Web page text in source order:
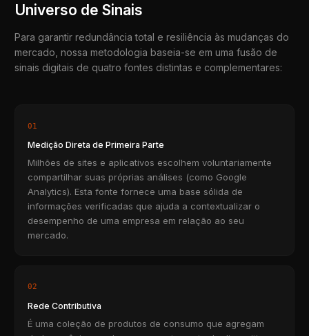
Universo de Sinais
Para garantir redundância total e resiliência às mudanças do
mercado, nossa metodologia baseia-se em uma fusão de
sinais digitais de quatro fontes distintas e complementares:
01
Medição Direta de Primeira Parte
Milhões de sites e aplicativos escolhem voluntariamente
compartilhar suas próprias análises (como Google
Analytics). Esta fonte fornece uma base sólida de
informações verificadas que ajuda a contextualizar o
desempenho de uma empresa em relação ao seu
mercado.
02
Rede Contributiva
É uma coleção de produtos de consumo que agregam